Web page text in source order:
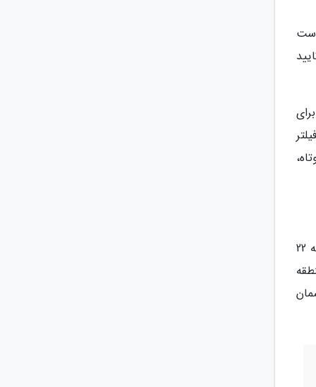
مدیر انجمن نجوم آماتوری ایران با بیان اینکه 2 هفته پس از خورشیدگرفتگی 5 دی ماه در شبانگاه آدینه 21 و بامداد شنبه 22